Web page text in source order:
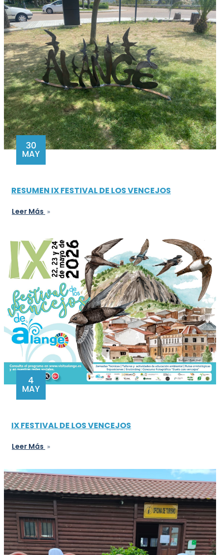
30
MAY
RESUMEN IX FESTIVAL DE LOS VENCEJOS
Leer Más
4
MAY
IX FESTIVAL DE LOS VENCEJOS
Leer Más